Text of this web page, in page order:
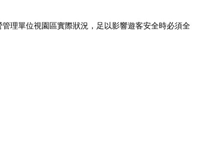
理單位視園區實際狀況，足以影響遊客安全時必須全